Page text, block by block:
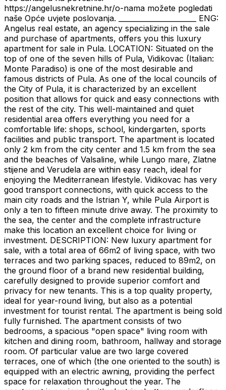
https://angelusnekretnine.hr/o-nama možete pogledati
naše Opće uvjete poslovanja. ______________________ ENG:
Angelus real estate, an agency specializing in the sale
and purchase of apartments, offers you this luxury
apartment for sale in Pula. LOCATION: Situated on the
top of one of the seven hills of Pula, Vidikovac (Italian:
Monte Paradiso) is one of the most desirable and
famous districts of Pula. As one of the local councils of
the City of Pula, it is characterized by an excellent
position that allows for quick and easy connections with
the rest of the city. This well-maintained and quiet
residential area offers everything you need for a
comfortable life: shops, school, kindergarten, sports
facilities and public transport. The apartment is located
only 2 km from the city center and 1.5 km from the sea
and the beaches of Valsaline, while Lungo mare, Zlatne
stijene and Verudela are within easy reach, ideal for
enjoying the Mediterranean lifestyle. Vidikovac has very
good transport connections, with quick access to the
main city roads and the Istrian Y, while Pula Airport is
only a ten to fifteen minute drive away. The proximity to
the sea, the center and the complete infrastructure
make this location an excellent choice for living or
investment. DESCRIPTION: New luxury apartment for
sale, with a total area of ​​66m2 of living space, with two
terraces and two parking spaces, reduced to 89m2, on
the ground floor of a brand new residential building,
carefully designed to provide superior comfort and
privacy for new tenants. This is a top quality property,
ideal for year-round living, but also as a potential
investment for tourist rental. The apartment is being sold
fully furnished. The apartment consists of two
bedrooms, a spacious "open space" living room with
kitchen and dining room, bathroom, hallway and storage
room. Of particular value are two large covered
terraces, one of which (the one oriented to the south) is
equipped with an electric awning, providing the perfect
space for relaxation throughout the year. The